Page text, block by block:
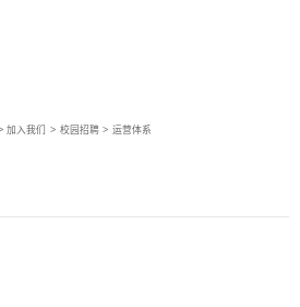
加入我们 > 校园招聘 > 运营体系